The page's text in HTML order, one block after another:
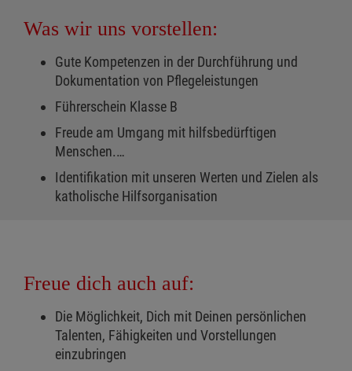
Was wir uns vorstellen:
Gute Kompetenzen in der Durchführung und
Dokumentation von Pflegeleistungen
Führerschein Klasse B
Freude am Umgang mit hilfsbedürftigen
Menschen.…
Identifikation mit unseren Werten und Zielen als
katholische Hilfsorganisation
Freue dich auch auf:
Die Möglichkeit, Dich mit Deinen persönlichen
Talenten, Fähigkeiten und Vorstellungen
einzubringen